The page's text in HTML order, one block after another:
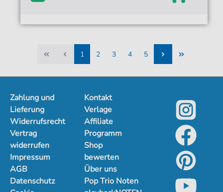
1
2
3
4
5
Zahlung und
Lieferung
Widerrufsrecht
Vertrag
widerrufen
Impressum
AGB
Datenschutz
Kontakt
Verlage
Affiliate
Programm
Shop
bewerten
Über uns
Pop Trio Noten